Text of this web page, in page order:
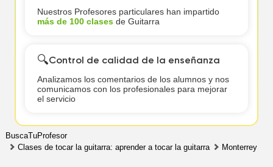
Nuestros Profesores particulares han impartido
más de 100 clasesde Guitarra
🔍Control de calidad de la enseñanza
Analizamos los comentarios de los alumnos y nos
comunicamos con los profesionales para mejorar
el servicio
BuscaTuProfesor
Clases de tocar la guitarra: aprender a tocar la guitarra
Monterrey